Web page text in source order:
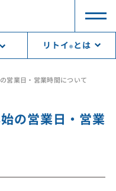
リトイ®︎とは
営業日・営業時間について
の営業日・営業